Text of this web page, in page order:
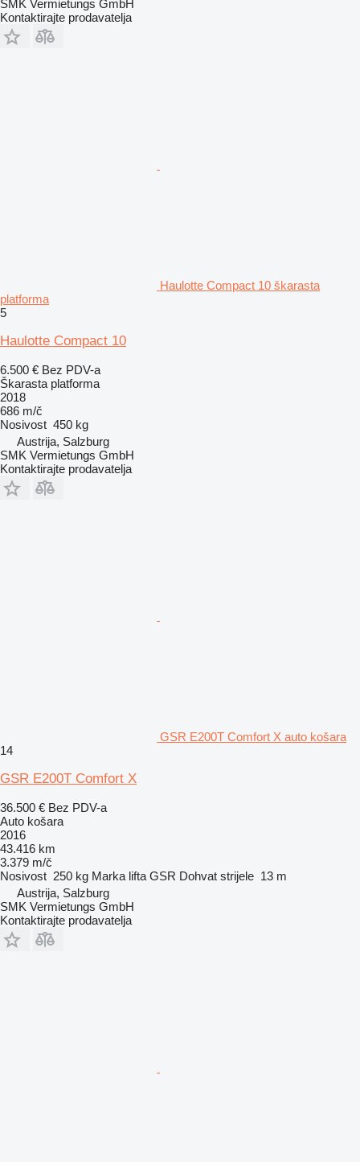
SMK Vermietungs GmbH
Kontaktirajte prodavatelja
Haulotte Compact 10 škarasta
platforma
5
Haulotte Compact 10
6.500 € Bez PDV-a
Škarasta platforma
2018
686 m/č
Nosivost 450 kg
Austrija, Salzburg
SMK Vermietungs GmbH
Kontaktirajte prodavatelja
GSR E200T Comfort X auto košara
14
GSR E200T Comfort X
36.500 € Bez PDV-a
Auto košara
2016
43.416 km
3.379 m/č
Nosivost 250 kg Marka lifta GSR Dohvat strijele 13 m
Austrija, Salzburg
SMK Vermietungs GmbH
Kontaktirajte prodavatelja